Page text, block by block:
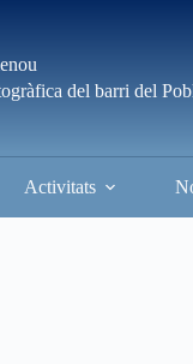
del barri del
Activitats